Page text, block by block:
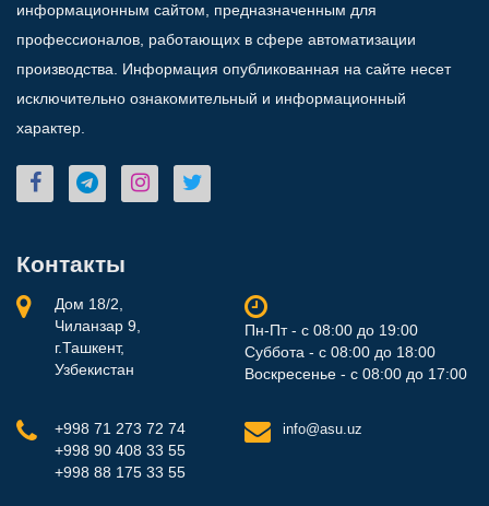
информационным сайтом, предназначенным для
профессионалов, работающих в сфере автоматизации
производства. Информация опубликованная на сайте несет
исключительно ознакомительный и информационный
характер.
Контакты
Дом 18/2,
Чиланзар 9,
г.Ташкент,
Узбекистан
Пн-Пт - с 08:00 до 19:00
Суббота - с 08:00 до 18:00
Воскресенье - с 08:00 до 17:00
+998 71 273 72 74
+998 90 408 33 55
+998 88 175 33 55
info@asu.uz